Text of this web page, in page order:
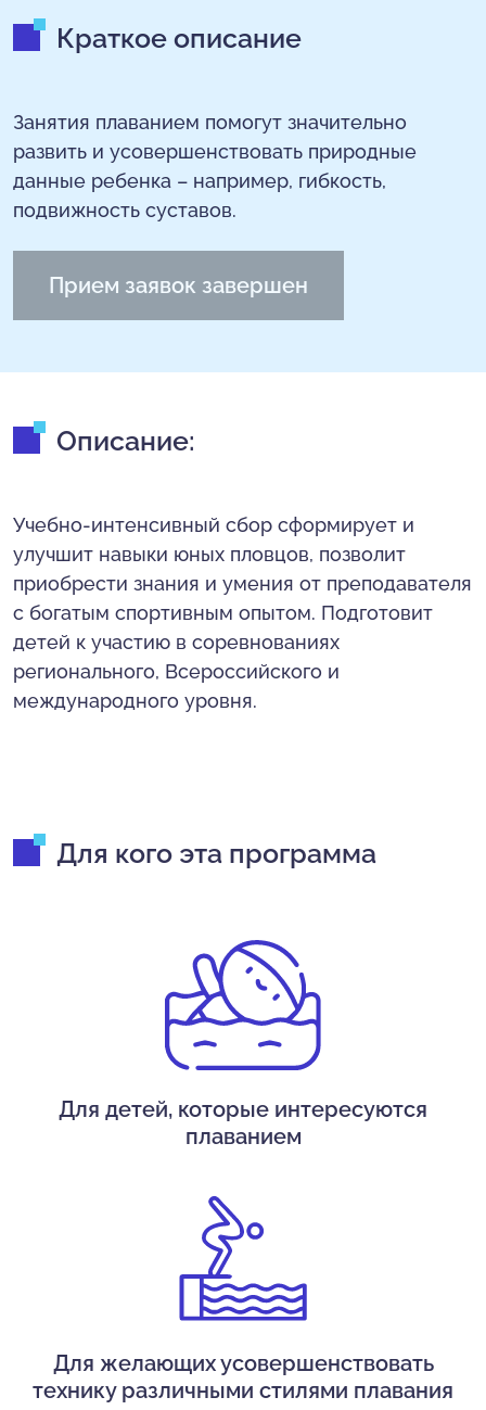
Краткое описание
Занятия плаванием помогут значительно
развить и усовершенствовать природные
данные ребенка – например, гибкость,
подвижность суставов.
Прием заявок завершен
Описание:
Учебно-интенсивный сбор сформирует и
улучшит навыки юных пловцов, позволит
приобрести знания и умения от преподавателя
с богатым спортивным опытом. Подготовит
детей к участию в соревнованиях
регионального, Всероссийского и
международного уровня.
Для кого эта программа
Для детей, которые интересуются
плаванием
Для желающих усовершенствовать
технику различными стилями плавания